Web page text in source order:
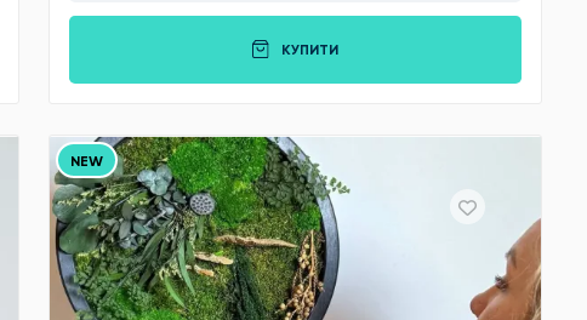
КУПИТИ
NEW